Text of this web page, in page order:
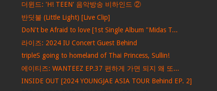
더윈드: 'H! TEEN' 음악방송 비하인드 ②
반딧불 (Little Light) [Live Clip]
DoN't be Afraid to love [1st Single Album "Midas T...
라이즈: 2024 IU Concert Guest Behind
tripleS going to homeland of Thai Princess, Sullin!
에이티즈: WANTEEZ EP.37 편하게 가면 되지 왜 또...
INSIDE OUT [2024 YOUNGJAE ASIA TOUR Behind EP. 2]